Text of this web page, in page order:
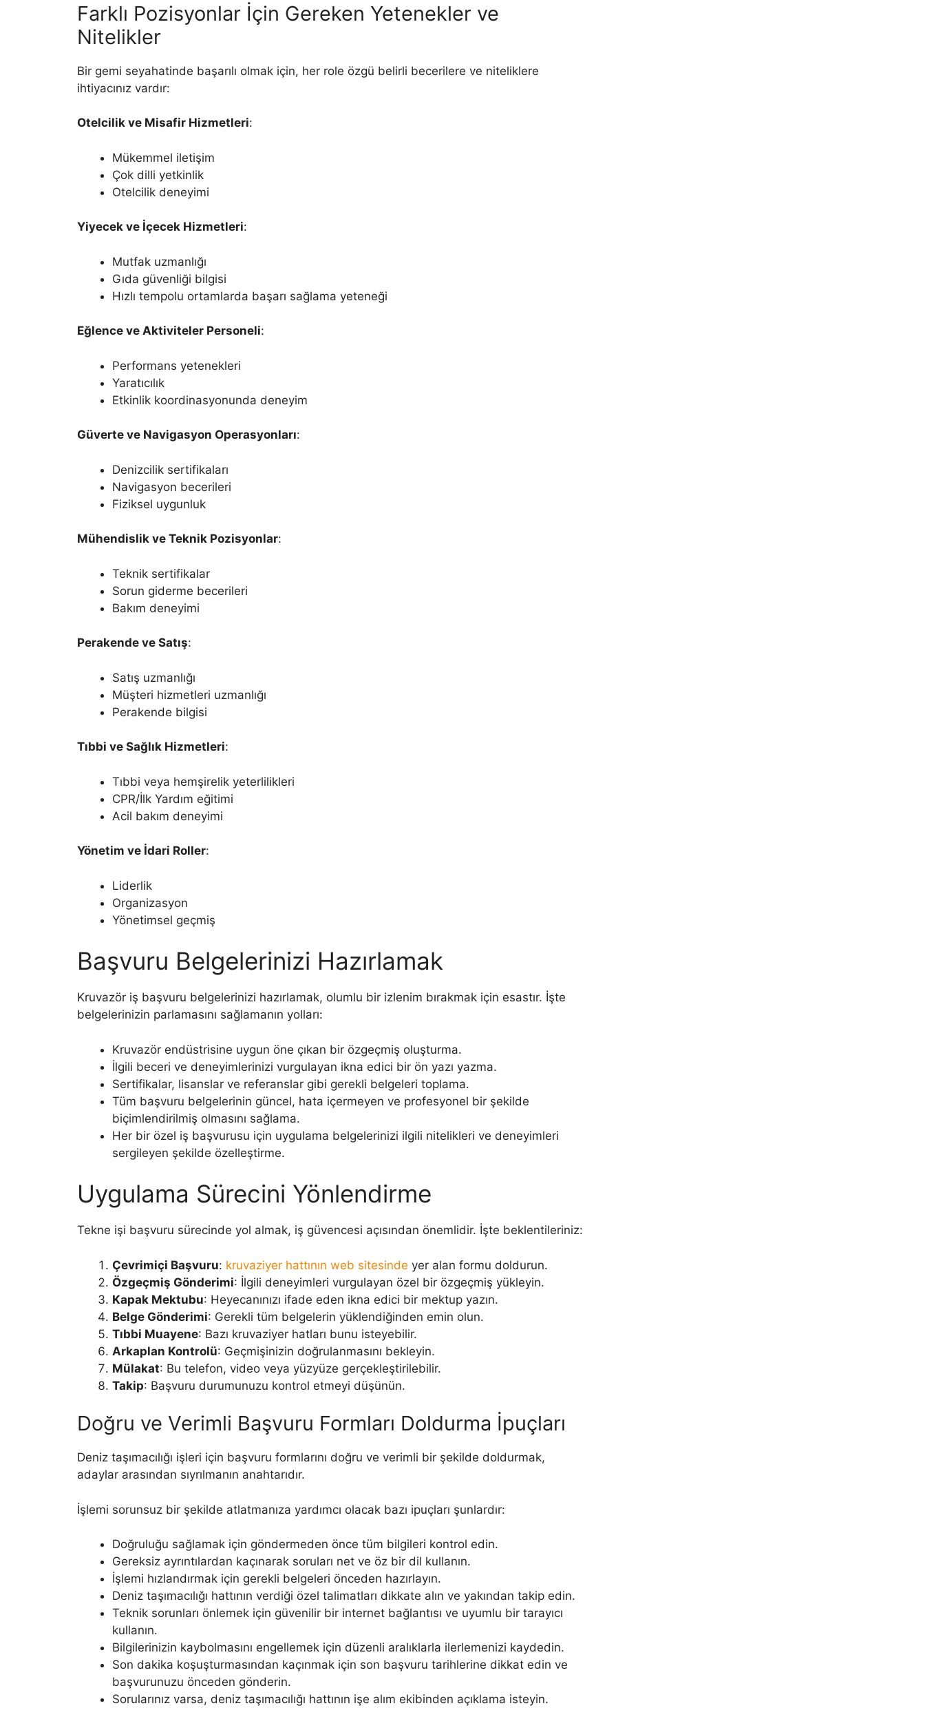
Farklı Pozisyonlar İçin Gereken Yetenekler ve
Nitelikler
Bir gemi seyahatinde başarılı olmak için, her role özgü belirli becerilere ve niteliklere
ihtiyacınız vardır:
Otelcilik ve Misafir Hizmetleri:
Mükemmel iletişim
Çok dilli yetkinlik
Otelcilik deneyimi
Yiyecek ve İçecek Hizmetleri:
Mutfak uzmanlığı
Gıda güvenliği bilgisi
Hızlı tempolu ortamlarda başarı sağlama yeteneği
Eğlence ve Aktiviteler Personeli:
Performans yetenekleri
Yaratıcılık
Etkinlik koordinasyonunda deneyim
Güverte ve Navigasyon Operasyonları:
Denizcilik sertifikaları
Navigasyon becerileri
Fiziksel uygunluk
Mühendislik ve Teknik Pozisyonlar:
Teknik sertifikalar
Sorun giderme becerileri
Bakım deneyimi
Perakende ve Satış:
Satış uzmanlığı
Müşteri hizmetleri uzmanlığı
Perakende bilgisi
Tıbbi ve Sağlık Hizmetleri:
Tıbbi veya hemşirelik yeterlilikleri
CPR/İlk Yardım eğitimi
Acil bakım deneyimi
Yönetim ve İdari Roller:
Liderlik
Organizasyon
Yönetimsel geçmiş
Başvuru Belgelerinizi Hazırlamak
Kruvazör iş başvuru belgelerinizi hazırlamak, olumlu bir izlenim bırakmak için esastır. İşte
belgelerinizin parlamasını sağlamanın yolları:
Kruvazör endüstrisine uygun öne çıkan bir özgeçmiş oluşturma.
İlgili beceri ve deneyimlerinizi vurgulayan ikna edici bir ön yazı yazma.
Sertifikalar, lisanslar ve referanslar gibi gerekli belgeleri toplama.
Tüm başvuru belgelerinin güncel, hata içermeyen ve profesyonel bir şekilde
biçimlendirilmiş olmasını sağlama.
Her bir özel iş başvurusu için uygulama belgelerinizi ilgili nitelikleri ve deneyimleri
sergileyen şekilde özelleştirme.
Uygulama Sürecini Yönlendirme
Tekne işi başvuru sürecinde yol almak, iş güvencesi açısından önemlidir. İşte beklentileriniz:
Çevrimiçi Başvuru: kruvaziyer hattının web sitesinde yer alan formu doldurun.
Özgeçmiş Gönderimi: İlgili deneyimleri vurgulayan özel bir özgeçmiş yükleyin.
Kapak Mektubu: Heyecanınızı ifade eden ikna edici bir mektup yazın.
Belge Gönderimi: Gerekli tüm belgelerin yüklendiğinden emin olun.
Tıbbi Muayene: Bazı kruvaziyer hatları bunu isteyebilir.
Arkaplan Kontrolü: Geçmişinizin doğrulanmasını bekleyin.
Mülakat: Bu telefon, video veya yüzyüze gerçekleştirilebilir.
Takip: Başvuru durumunuzu kontrol etmeyi düşünün.
Doğru ve Verimli Başvuru Formları Doldurma İpuçları
Deniz taşımacılığı işleri için başvuru formlarını doğru ve verimli bir şekilde doldurmak,
adaylar arasından sıyrılmanın anahtarıdır.
İşlemi sorunsuz bir şekilde atlatmanıza yardımcı olacak bazı ipuçları şunlardır:
Doğruluğu sağlamak için göndermeden önce tüm bilgileri kontrol edin.
Gereksiz ayrıntılardan kaçınarak soruları net ve öz bir dil kullanın.
İşlemi hızlandırmak için gerekli belgeleri önceden hazırlayın.
Deniz taşımacılığı hattının verdiği özel talimatları dikkate alın ve yakından takip edin.
Teknik sorunları önlemek için güvenilir bir internet bağlantısı ve uyumlu bir tarayıcı
kullanın.
Bilgilerinizin kaybolmasını engellemek için düzenli aralıklarla ilerlemenizi kaydedin.
Son dakika koşuşturmasından kaçınmak için son başvuru tarihlerine dikkat edin ve
başvurunuzu önceden gönderin.
Sorularınız varsa, deniz taşımacılığı hattının işe alım ekibinden açıklama isteyin.